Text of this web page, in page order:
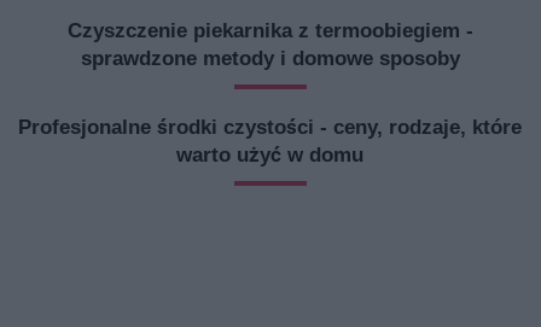
Czyszczenie piekarnika z termoobiegiem -
sprawdzone metody i domowe sposoby
Profesjonalne środki czystości - ceny, rodzaje, które
warto użyć w domu